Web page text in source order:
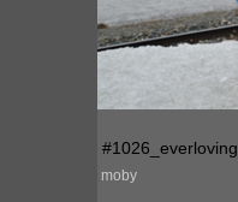
#1026_everloving
moby